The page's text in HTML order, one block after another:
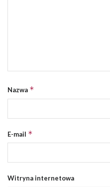
Nazwa *
E-mail *
Witryna internetowa